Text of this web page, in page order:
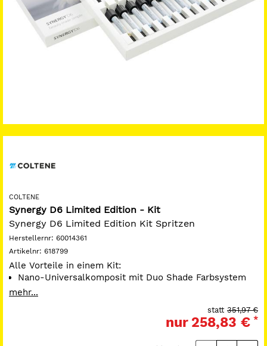
COLTENE
Synergy D6 Limited Edition - Kit
Synergy D6 Limited Edition Kit Spritzen
Herstellernr: 60014361
Artikelnr: 618799
Alle Vorteile in einem Kit:
Nano-Universalkomposit mit Duo Shade Farbsystem
treffsichere Farbwahl und exzellente optische
einfach und schnell modellierbar, nicht klebrig
schnelle Polierbarkeit und nachhaltiger Glanz
mehr...
351,97 €
statt
nur 258,83 € *